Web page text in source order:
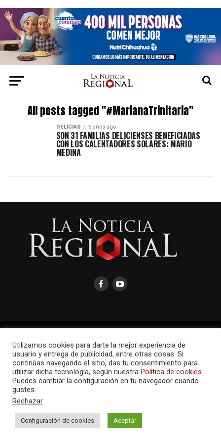
All posts tagged "#MarianaTrinitaria"
DELICIAS 6 años ago
SON 31 FAMILIAS DELICIENSES BENEFICIADAS
CON LOS CALENTADORES SOLARES: MARIO
MEDINA
Utilizamos cookies para darte la mejor experiencia de
usuario y entrega de publicidad, entre otras cosas. Si
continúas navegando el sitio, das tu consentimiento para
utilizar dicha tecnología, según nuestra Política de cookies..
Puedes cambiar la configuración en tu navegador cuando
gustes.
Rechazar.
Configuración de cookies Aceptar